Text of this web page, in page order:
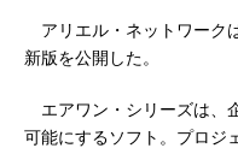
アリエル・ネットワーク
新版を公開した。
エアワン・シリーズは、
可能にするソフト。プロジ